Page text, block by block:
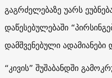
გაგრძელებაზე უარს
დაწესებულებაში
დამშვენებული ადამიანები
“კივის” შუშაბანდში